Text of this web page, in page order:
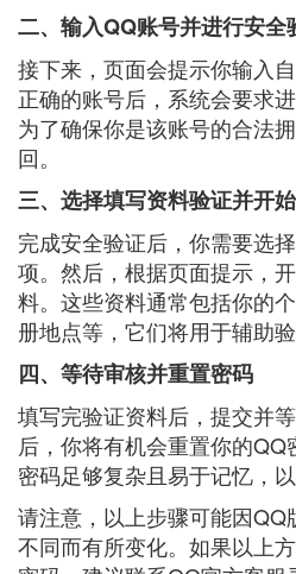
二、输入QQ账号并进行安全
接下来，页面会提示你输入
正确的账号后，系统会要求
为了确保你是该账号的合法
回。
三、选择填写资料验证并开
完成安全验证后，你需要选
项。然后，根据页面提示，
料。这些资料通常包括你的
册地点等，它们将用于辅助验
四、等待审核并重置密码
填写完验证资料后，提交并
后，你将有机会重置你的
密码足够复杂且易于记忆，
请注意，以上步骤可能因
不同而有所变化。如果以上